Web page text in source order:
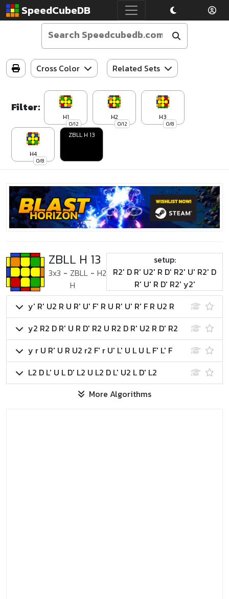
SpeedCubeDB
Cross Color Related Sets
Filter:
0/12
H1
0/12
H2
0/8
H3
0/8
H4
ZBLL H 13
ZBLL H 13
3x3 - ZBLL
H
- H2
setup:
R2' D R' U2' R D' R2' U' R2' D
R' U' R D' R2' y2'
y' R' U2 R U R' U' F' R U R' U' R' F R U2 R
y2 R2 D R' U R D' R2 U R2 D R' U2 R D' R2
y r U R' U R U2 r2 F' r U' L' U L U L F' L' F
L2 D L' U L D' L2 U L2 D L' U2 L D' L2
More Algorithms